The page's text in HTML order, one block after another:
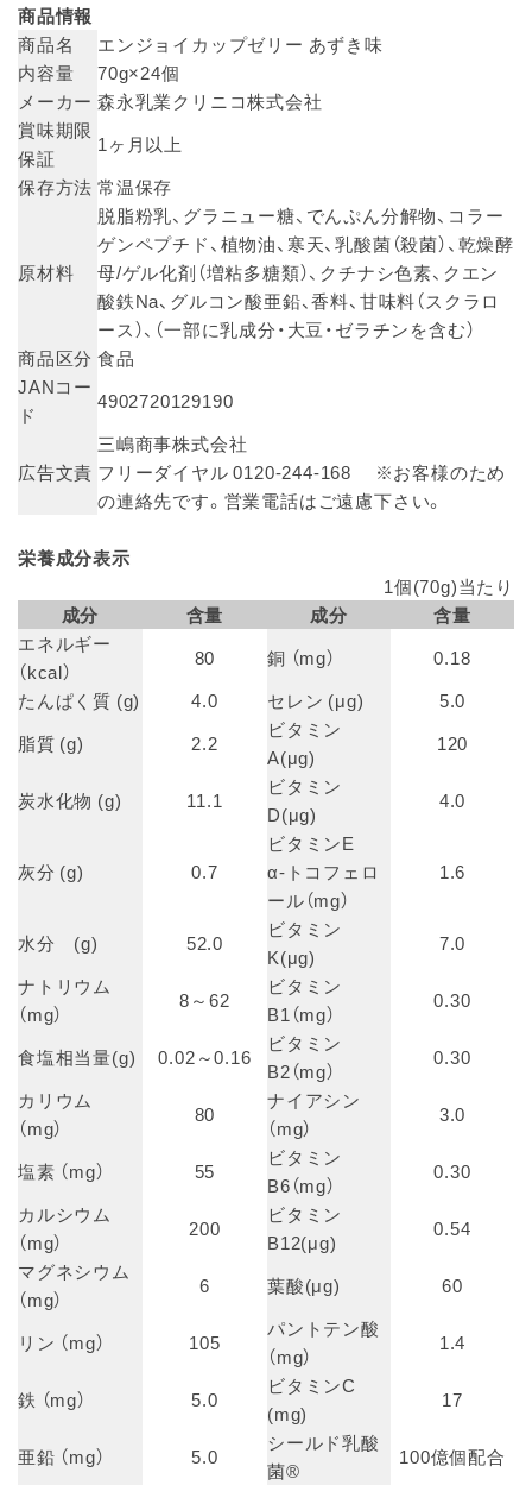
商品情報
商品名
エンジョイカップゼリー あずき味
内容量
70g×24個
メーカー 森永乳業クリニコ株式会社
賞味期限
保証
1ヶ月以上
保存方法 常温保存
原材料
脱脂粉乳、グラニュー糖、でんぷん分解物、コラー
ゲンペプチド、植物油、寒天、乳酸菌（殺菌）、乾燥酵
母/ゲル化剤（増粘多糖類）、クチナシ色素、クエン
酸鉄Na、グルコン酸亜鉛、香料、甘味料（スクラロ
ース）、（一部に乳成分・大豆・ゼラチンを含む）
商品区分 食品
JANコー
ド
4902720129190
広告文責
三嶋商事株式会社
フリーダイヤル 0120-244-168 ※お客様のため
の連絡先です。営業電話はご遠慮下さい。
栄養成分表示
1個(70g)当たり
成分
含量 成分
含量
エネルギー
（kcal）
80 銅 （mg）
0.18
たんぱく質 (g)
4.0 セレン (μg)
5.0
脂質 (g)
2.2
ビタミン
A(μg)
120
炭水化物 (g) 11.1
ビタミン
D(μg)
4.0
灰分 (g) 0.7
ビタミンE
α-トコフェロ
ール（mg）
1.6
水分 (g) 52.0
ビタミン
K(μg)
7.0
ナトリウム
（mg）
8～62
ビタミン
B1（mg）
0.30
食塩相当量(g) 0.02～0.16
ビタミン
B2（mg）
0.30
カリウム
（mg）
80
ナイアシン
（mg）
3.0
塩素 （mg） 55
ビタミン
B6（mg）
0.30
カルシウム
（mg）
200
ビタミン
B12(μg)
0.54
マグネシウム
（mg）
6 葉酸(μg) 60
リン （mg） 105
パントテン酸
（mg）
1.4
鉄 （mg） 5.0
ビタミンC
(mg)
17
亜鉛 （mg） 5.0
シールド乳酸
菌®
100億個配合